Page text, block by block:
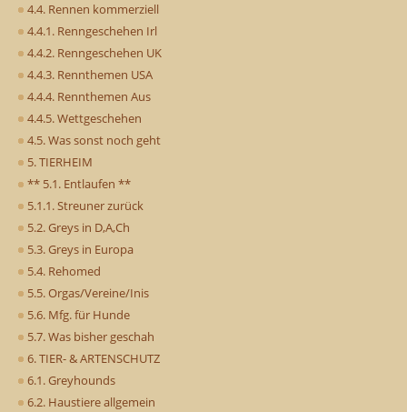
4.4. Rennen kommerziell
4.4.1. Renngeschehen Irl
4.4.2. Renngeschehen UK
4.4.3. Rennthemen USA
4.4.4. Rennthemen Aus
4.4.5. Wettgeschehen
4.5. Was sonst noch geht
5. TIERHEIM
** 5.1. Entlaufen **
5.1.1. Streuner zurück
5.2. Greys in D,A,Ch
5.3. Greys in Europa
5.4. Rehomed
5.5. Orgas/Vereine/Inis
5.6. Mfg. für Hunde
5.7. Was bisher geschah
6. TIER- & ARTENSCHUTZ
6.1. Greyhounds
6.2. Haustiere allgemein